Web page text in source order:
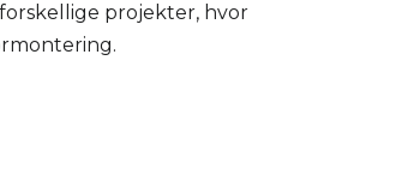
projekter, hvor